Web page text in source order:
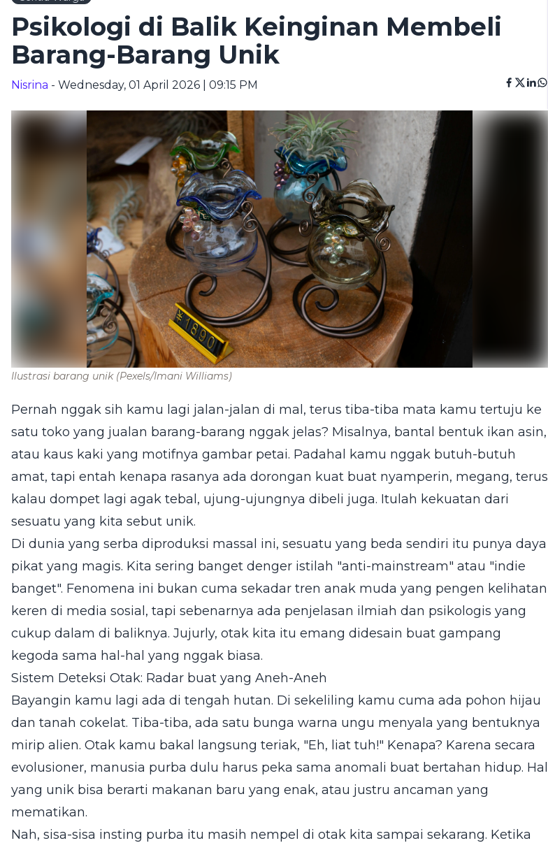
Psikologi di Balik Keinginan Membeli
Barang-Barang Unik
Nisrina - Wednesday, 01 April 2026 | 09:15 PM
Ilustrasi barang unik (Pexels/Imani Williams)
Pernah nggak sih kamu lagi jalan-jalan di mal, terus tiba-tiba mata kamu tertuju ke
satu toko yang jualan barang-barang nggak jelas? Misalnya, bantal bentuk ikan asin,
atau kaus kaki yang motifnya gambar petai. Padahal kamu nggak butuh-butuh
amat, tapi entah kenapa rasanya ada dorongan kuat buat nyamperin, megang, terus
kalau dompet lagi agak tebal, ujung-ujungnya dibeli juga. Itulah kekuatan dari
sesuatu yang kita sebut unik.
Di dunia yang serba diproduksi massal ini, sesuatu yang beda sendiri itu punya daya
pikat yang magis. Kita sering banget denger istilah "anti-mainstream" atau "indie
banget". Fenomena ini bukan cuma sekadar tren anak muda yang pengen kelihatan
keren di media sosial, tapi sebenarnya ada penjelasan ilmiah dan psikologis yang
cukup dalam di baliknya. Jujurly, otak kita itu emang didesain buat gampang
kegoda sama hal-hal yang nggak biasa.
Sistem Deteksi Otak: Radar buat yang Aneh-Aneh
Bayangin kamu lagi ada di tengah hutan. Di sekeliling kamu cuma ada pohon hijau
dan tanah cokelat. Tiba-tiba, ada satu bunga warna ungu menyala yang bentuknya
mirip alien. Otak kamu bakal langsung teriak, "Eh, liat tuh!" Kenapa? Karena secara
evolusioner, manusia purba dulu harus peka sama anomali buat bertahan hidup. Hal
yang unik bisa berarti makanan baru yang enak, atau justru ancaman yang
mematikan.
Nah, sisa-sisa insting purba itu masih nempel di otak kita sampai sekarang. Ketika